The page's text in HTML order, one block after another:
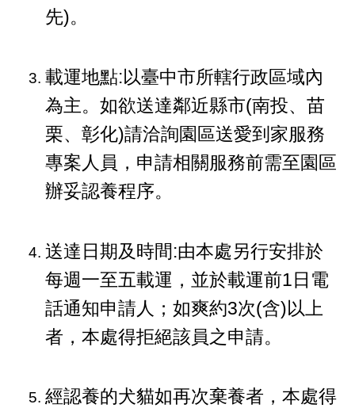
先)。
載運地點:以臺中市所轄行政區域內
為主。如欲送達鄰近縣市(南投、苗
栗、彰化)請洽詢園區送愛到家服務
專案人員，申請相關服務前需至園區
辦妥認養程序。
送達日期及時間:由本處另行安排於
每週一至五載運，並於載運前1日電
話通知申請人；如爽約3次(含)以上
者，本處得拒絕該員之申請。
經認養的犬貓如再次棄養者，本處得